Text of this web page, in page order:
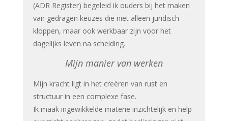
(ADR Register) begeleid ik ouders bij het maken
van gedragen keuzes die niet alleen juridisch
kloppen, maar ook werkbaar zijn voor het
dagelijks leven na scheiding.
Mijn manier van werken
Mijn kracht ligt in het creëren van rust en
structuur in een complexe fase.
Ik maak ingewikkelde materie inzichtelijk en help